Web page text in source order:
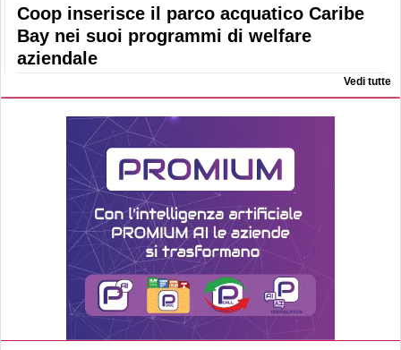
Coop inserisce il parco acquatico Caribe
Bay nei suoi programmi di welfare
aziendale
Vedi tutte